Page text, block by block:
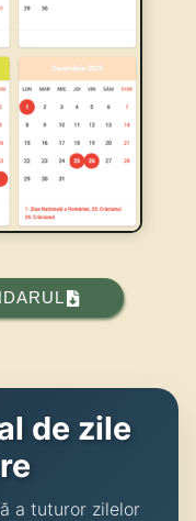
de zile
a tuturor zilelor